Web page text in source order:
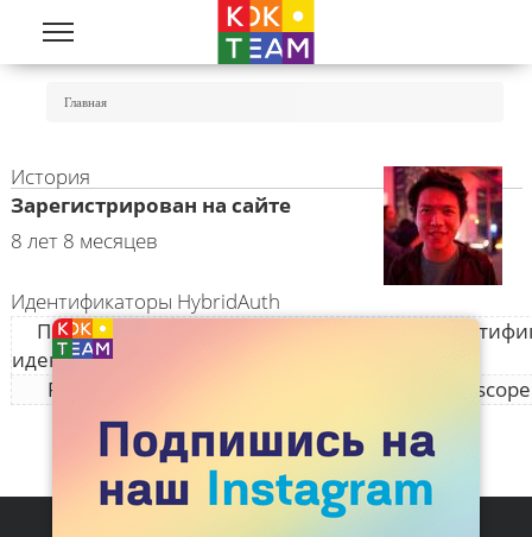
Перейти к основному содержанию
Главная
История
Зарегистрирован на сайте
8 лет 8 месяцев
Идентификаторы HybridAuth
Провайдер
идентификации
Facebook https://www.facebook.com/